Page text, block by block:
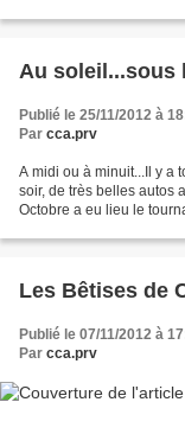
Au soleil...sous
Publié le 25/11/2012 à
Par cca.prv
A midi ou à minuit...Il y a
soir, de très belles autos
Octobre a eu lieu le
Les Bêtises de
Publié le 07/11/2012 à
Par cca.prv